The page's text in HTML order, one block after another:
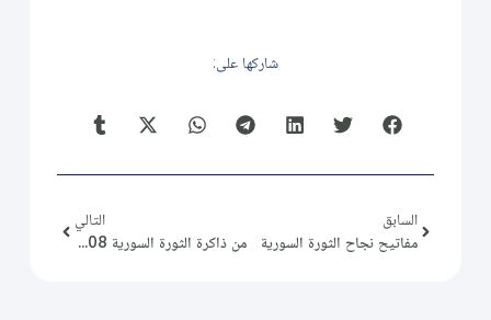
شاركها على:
السابق
مفاتيح نجاح الثورة السورية
التالي
من ذاكرة الثورة السورية 08-06-2019